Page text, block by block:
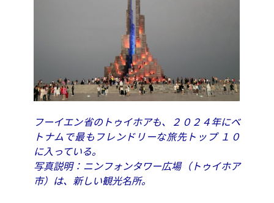
フーイエン省のトゥイホアも、２０２４年にベ
トナムで最もフレンドリーな旅先トップ １０
に入っている。
写真説明：ニンフォンタワー広場（トゥイホア
市）は、新しい観光名所。